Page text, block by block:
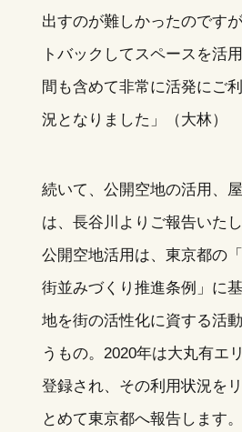
出すのが難しかったのです
トバックしてスペースを活
間も含めて非常に活発にご
況となりました」（大林）
続いて、公開空地の活用、
は、長谷川よりご報告いたし
公開空地活用は、東京都の
街並みづくり推進条例」に
地を街の活性化に資する活
うもの。2020年は大丸有エ
登録され、その利用状況を
とめて東京都へ報告します